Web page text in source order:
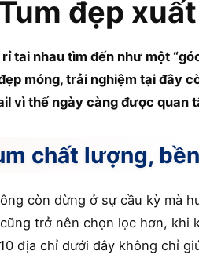
đẹp
tai nhau tìm đến như một
móng, trải nghiệm tại đây
vì thế ngày càng được quan
chất lượng,
còn dừng ở sự cầu kỳ mà
trở nên chọn lọc hơn, khi
địa chỉ dưới đây không chỉ